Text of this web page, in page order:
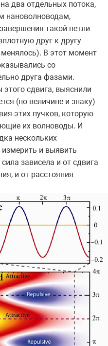
два отдельных потока,
нановолноводам,
такой петли
друг к другу
В этот момент
со
друга фазами.
сдвига, выяснили
(по величине и знаку)
этих пучков, которую
их волноводы. И
нескольких
и выявить
зависела и от сдвига
и от расстояния